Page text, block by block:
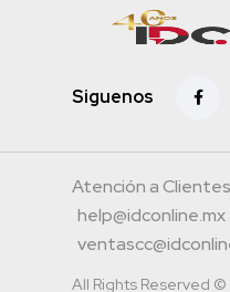
Siguenos
Atención a
help@idconline.mx
All Rights Reserved